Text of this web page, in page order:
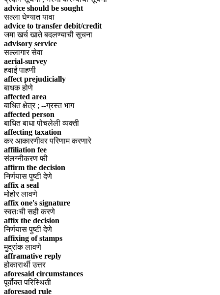
advice should be sought
सल्ला घेण्यात यावा
advice to transfer debit/credit
जमा खर्च खाते बदलण्याची सूचना
advisory service
सल्लागार सेवा
aerial-survey
हवाई पाहणी
affect prejudicially
बाधक होणे
affected area
बाधित क्षेत्र ; --ग्रस्त भाग
affected person
बाधित बाधा पोचलेली व्यक्ती
affecting taxation
कर आकारणीवर परिणाम करणारे
affiliation fee
संलग्नीकरण फी
affirm the decision
निर्णयास पुष्टी देणे
affix a seal
मोहोर लावणे
affix one's signature
स्वतःची सही करणे
affix the decision
निर्णयास पुष्टी देणे
affixing of stamps
मुद्रांक लावणे
afframative reply
होकारार्थी उत्तर
aforesaid circumstances
पूर्वोक्त परिस्थिती
aforesaod rule